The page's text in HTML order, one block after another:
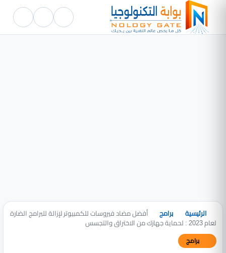
الرئيسية برامج أفضل مضاد فيروسات للكمبيوتر لإزالة للبرامج الضارة
لعام 2023 : لحماية جهازك من الاختراق والتجسس
برامج